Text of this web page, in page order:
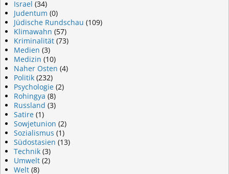
Israel (34)
Judentum (0)
Jüdische Rundschau (109)
Klimawahn (57)
Kriminalität (73)
Medien (3)
Medizin (10)
Naher Osten (4)
Politik (232)
Psychologie (2)
Rohingya (8)
Russland (3)
Satire (1)
Sowjetunion (2)
Sozialismus (1)
Südostasien (13)
Technik (3)
Umwelt (2)
Welt (8)